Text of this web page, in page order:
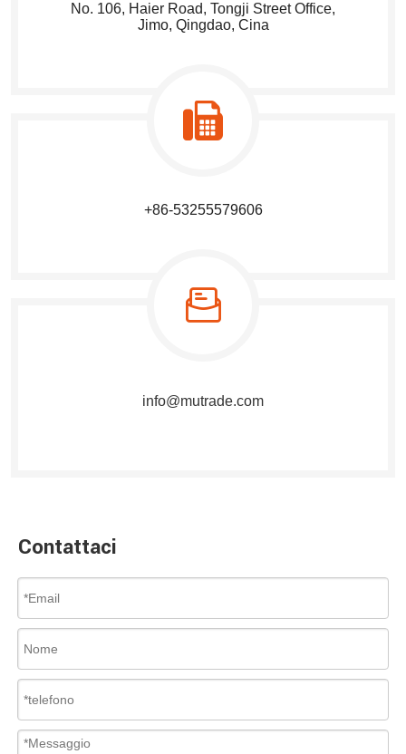
No. 106, Haier Road, Tongji Street Office,
Jimo, Qingdao, Cina
+86-53255579606
info@mutrade.com
Contattaci